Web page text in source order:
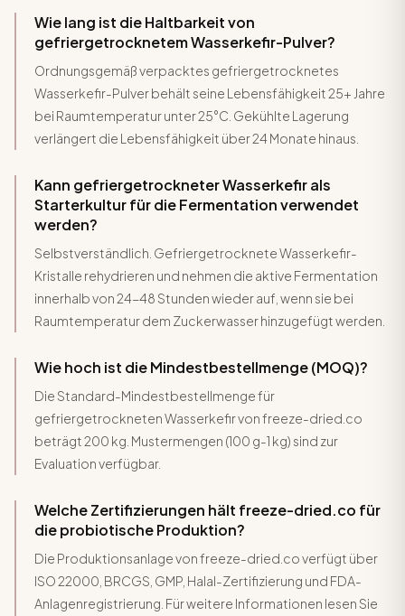
Wie lang ist die Haltbarkeit von
gefriergetrocknetem Wasserkefir-Pulver?
Ordnungsgemäß verpacktes gefriergetrocknetes
Wasserkefir-Pulver behält seine Lebensfähigkeit 25+ Jahre
bei Raumtemperatur unter 25°C. Gekühlte Lagerung
verlängert die Lebensfähigkeit über 24 Monate hinaus.
Kann gefriergetrockneter Wasserkefir als
Starterkultur für die Fermentation verwendet
werden?
Selbstverständlich. Gefriergetrocknete Wasserkefir-
Kristalle rehydrieren und nehmen die aktive Fermentation
innerhalb von 24-48 Stunden wieder auf, wenn sie bei
Raumtemperatur dem Zuckerwasser hinzugefügt werden.
Wie hoch ist die Mindestbestellmenge (MOQ)?
Die Standard-Mindestbestellmenge für
gefriergetrockneten Wasserkefir von freeze-dried.co
beträgt 200 kg. Mustermengen (100 g-1 kg) sind zur
Evaluation verfügbar.
Welche Zertifizierungen hält freeze-dried.co für
die probiotische Produktion?
Die Produktionsanlage von freeze-dried.co verfügt über
ISO 22000, BRCGS, GMP, Halal-Zertifizierung und FDA-
Anlagenregistrierung. Für weitere Informationen lesen Sie